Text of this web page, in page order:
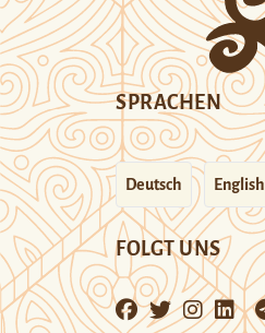
SPRACHEN
Deutsch English
FOLGT UNS